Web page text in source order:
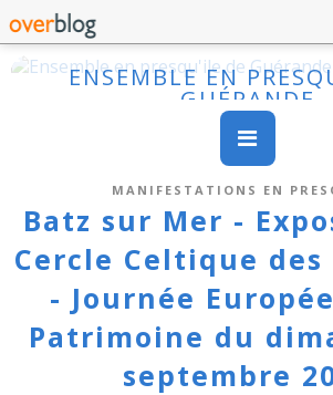
ENSEMBLE EN
GUÉRANDE
MANIFESTATIONS EN
Batz sur Mer -
Cercle Celtique des
- Journée
Patrimoine du
septembre